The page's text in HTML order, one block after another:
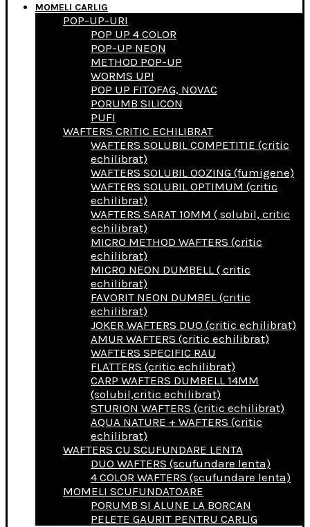
MOMELI CARLIG
POP-UP-URI
POP UP 4 COLOR
POP-UP NEON
METHOD POP-UP
WORMS UP!
POP UP FITOFAG, NOVAC
PORUMB SILICON
PUFI
WAFTERS CRITIC ECHILIBRAT
WAFTERS SOLUBIL COMPETITIE (critic
echilibrat)
WAFTERS SOLUBIL OOZING (fumigene)
WAFTERS SOLUBIL OPTIMUM (critic
echilibrat)
WAFTERS SARAT 10MM ( solubil, critic
echilibrat)
MICRO METHOD WAFTERS (critic
echilibrat)
MICRO NEON DUMBELL ( critic
echilibrat)
FAVORIT NEON DUMBEL (critic
echilibrat)
JOKER WAFTERS DUO (critic echilibrat)
AMUR WAFTERS (critic echilibrat)
WAFTERS SPECIFIC RAU
FLATTERS (critic echilibrat)
CARP WAFTERS DUMBELL 14MM
(solubil,critic echilibrat)
STURION WAFTERS (critic echilibrat)
AQUA NATURE + WAFTERS (critic
echilibrat)
WAFTERS CU SCUFUNDARE LENTA
DUO WAFTERS (scufundare lenta)
4 COLOR WAFTERS (scufundare lenta)
MOMELI SCUFUNDATOARE
PORUMB SI ALUNE LA BORCAN
PELETE GAURIT PENTRU CARLIG